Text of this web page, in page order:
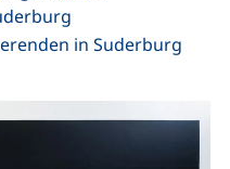
in Suderburg